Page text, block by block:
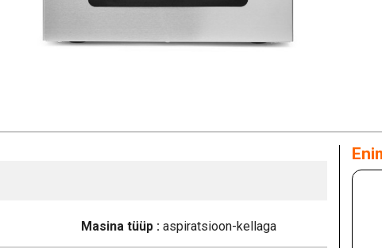
Masina tüüp :aspiratsioon-kellaga